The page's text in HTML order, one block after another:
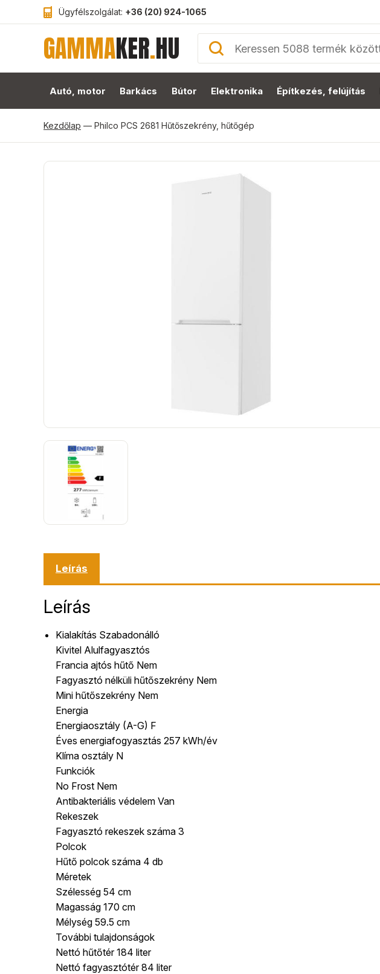
Ügyfélszolgálat: +36 (20) 924-1065
GAMMAKER.HU
Autó, motor Barkács Bútor Elektronika Építkezés, felújítás
Kezdőlap — Philco PCS 2681 Hűtőszekrény, hűtőgép
Leírás
Leírás
Kialakítás Szabadonálló
Kivitel Alulfagyasztós
Francia ajtós hűtő Nem
Fagyasztó nélküli hűtőszekrény Nem
Mini hűtőszekrény Nem
Energia
Energiaosztály (A-G) F
Éves energiafogyasztás 257 kWh/év
Klíma osztály N
Funkciók
No Frost Nem
Antibakteriális védelem Van
Rekeszek
Fagyasztó rekeszek száma 3
Polcok
Hűtő polcok száma 4 db
Méretek
Szélesség 54 cm
Magasság 170 cm
Mélység 59.5 cm
További tulajdonságok
Nettó hűtőtér 184 liter
Nettó fagyasztótér 84 liter